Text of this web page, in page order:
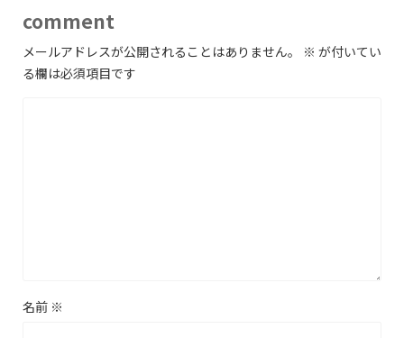
comment
メールアドレスが公開されることはありません。 ※ が付いてい
る欄は必須項目です
名前 ※